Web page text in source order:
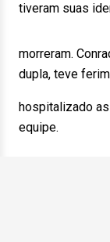
tiveram suas
morreram.
dupla, teve
hospitalizado
equipe.